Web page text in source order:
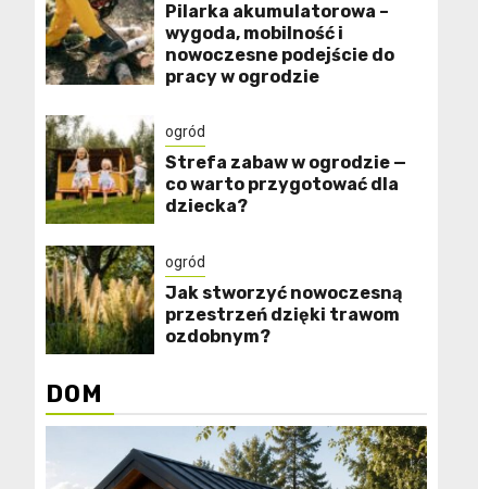
Pilarka akumulatorowa –
wygoda, mobilność i
nowoczesne podejście do
pracy w ogrodzie
ogród
Strefa zabaw w ogrodzie —
co warto przygotować dla
dziecka?
ogród
Jak stworzyć nowoczesną
przestrzeń dzięki trawom
ozdobnym?
DOM